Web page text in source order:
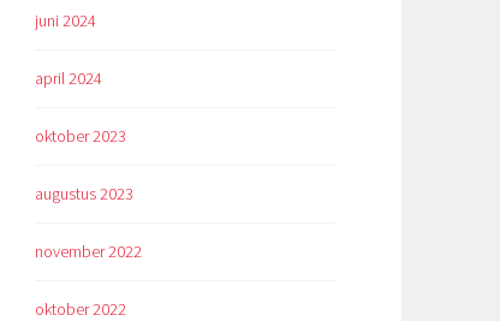
juni 2024
april 2024
oktober 2023
augustus 2023
november 2022
oktober 2022